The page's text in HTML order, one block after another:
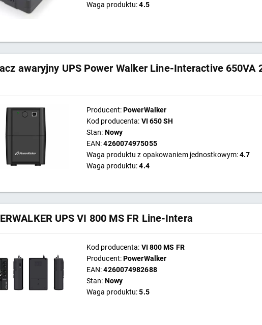
Waga produktu:4.5
awaryjny UPS Power Walker Line-Interactive 650VA
Producent:PowerWalker
Kod producenta: VI 650 SH
Stan: Nowy
EAN:4260074975055
Waga produktu z opakowaniem jednostkowym:4.7
Waga produktu:4.4
UPS VI 800 MS FR Line-Intera
Kod producenta: VI 800 MS FR
Producent:PowerWalker
EAN:4260074982688
Stan: Nowy
Waga produktu:5.5